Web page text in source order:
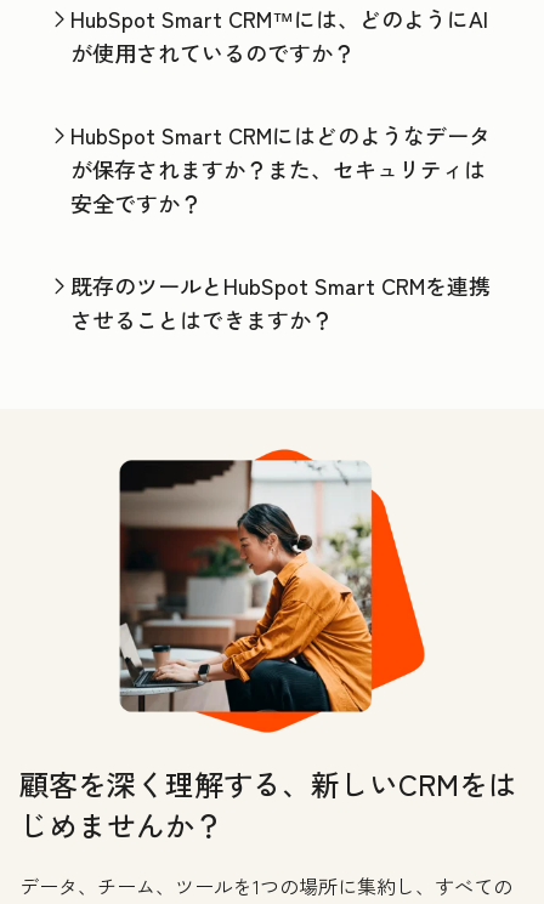
HubSpot Smart CRM™には、どのようにAI
が使用されているのですか？
HubSpot Smart CRMにはどのようなデータ
が保存されますか？また、セキュリティは
安全ですか？
既存のツールとHubSpot Smart CRMを連携
させることはできますか？
顧客を深く理解する、新しいCRMをは
じめませんか？
データ、チーム、ツールを1つの場所に集約し、すべての